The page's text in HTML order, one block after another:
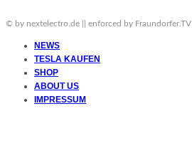
© by nextelectro.de || enforced by Fraundorfer.TV
NEWS
TESLA KAUFEN
SHOP
ABOUT US
IMPRESSUM